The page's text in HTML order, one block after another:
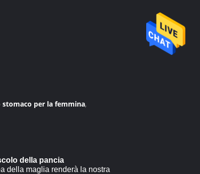
stomaco per la femmina,
della pancia
della maglia renderà la nostra